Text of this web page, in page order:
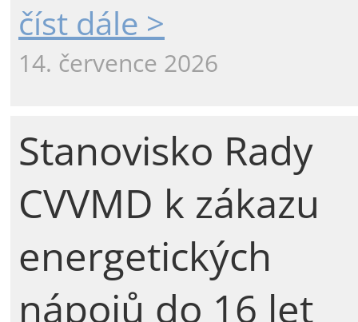
číst dále >
14. července 2026
Stanovisko Rady
CVVMD k zákazu
energetických
nápojů do 16 let